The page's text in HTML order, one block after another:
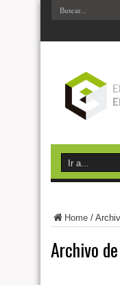
Home /
Archivo